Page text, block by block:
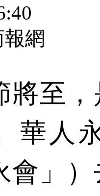
網
至，
華人
會」